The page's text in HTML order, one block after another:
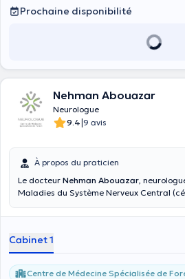
Prochaine disponibilité
Nehman Abouazar
Neurologue
9.4|9 avis
À propos du praticien
Le docteur Nehman Abouazar,
Maladies du Système Nerveux Central
neuropathique/radiculaire,
Forest.Vous êtes entre de bonnes mains !
Cabinet 1
Centre de Médecine Spécialisée de